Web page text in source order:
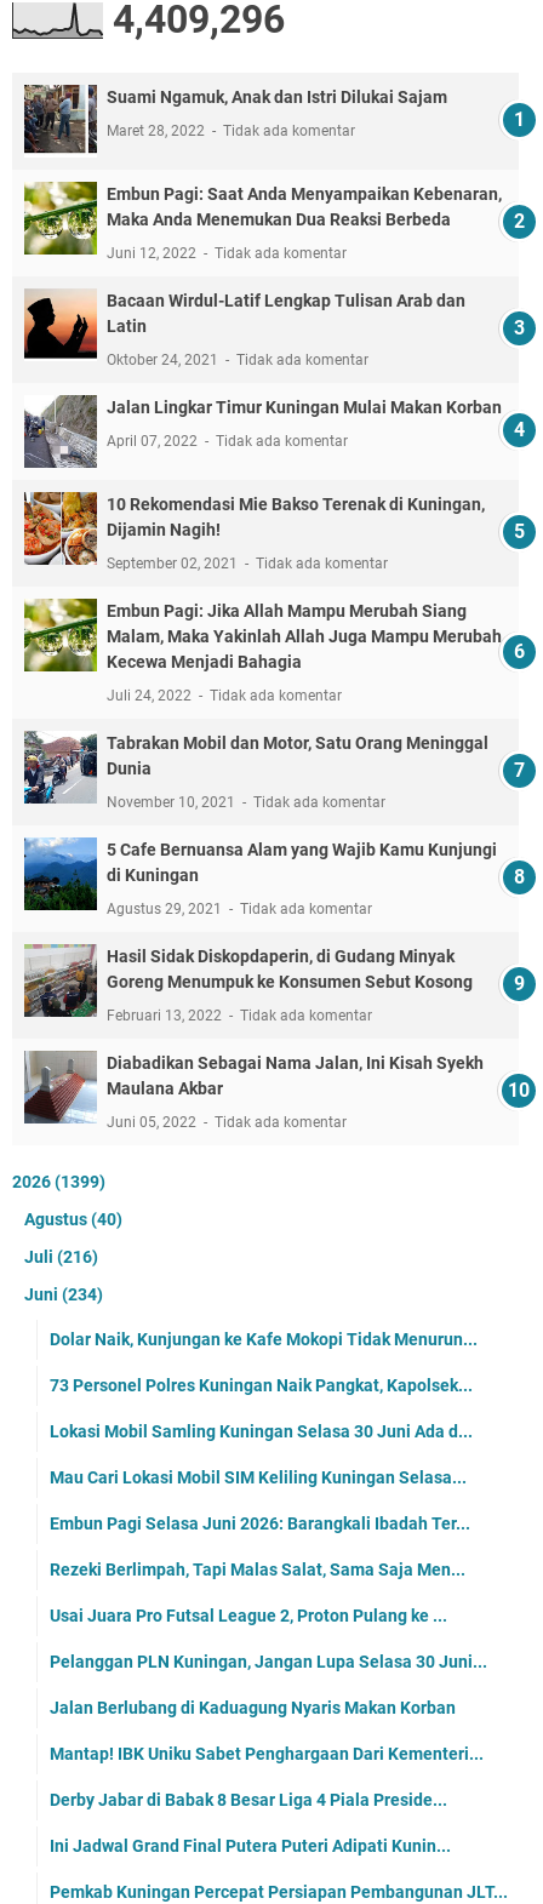
4,409,296
Suami Ngamuk, Anak dan Istri Dilukai Sajam
Maret 28, 2022 Tidak ada komentar
Embun Pagi: Saat Anda Menyampaikan Kebenaran,
Maka Anda Menemukan Dua Reaksi Berbeda
Juni 12, 2022 Tidak ada komentar
Bacaan Wirdul-Latif Lengkap Tulisan Arab dan
Latin
Oktober 24, 2021 Tidak ada komentar
Jalan Lingkar Timur Kuningan Mulai Makan Korban
April 07, 2022 Tidak ada komentar
10 Rekomendasi Mie Bakso Terenak di Kuningan,
Dijamin Nagih!
September 02, 2021 Tidak ada komentar
Embun Pagi: Jika Allah Mampu Merubah Siang
Malam, Maka Yakinlah Allah Juga Mampu Merubah
Kecewa Menjadi Bahagia
Juli 24, 2022 Tidak ada komentar
Tabrakan Mobil dan Motor, Satu Orang Meninggal
Dunia
November 10, 2021 Tidak ada komentar
5 Cafe Bernuansa Alam yang Wajib Kamu Kunjungi
di Kuningan
Agustus 29, 2021 Tidak ada komentar
Hasil Sidak Diskopdaperin, di Gudang Minyak
Goreng Menumpuk ke Konsumen Sebut Kosong
Februari 13, 2022 Tidak ada komentar
Diabadikan Sebagai Nama Jalan, Ini Kisah Syekh
Maulana Akbar
Juni 05, 2022 Tidak ada komentar
2026(1399)
Agustus(40)
Juli (216)
Juni (234)
Dolar Naik, Kunjungan ke Kafe Mokopi Tidak Menurun...
73 Personel Polres Kuningan Naik Pangkat, Kapolsek...
Lokasi Mobil Samling Kuningan Selasa 30 Juni Ada d...
Mau Cari Lokasi Mobil SIM Keliling Kuningan Selasa...
Embun Pagi Selasa Juni 2026: Barangkali Ibadah Ter...
Rezeki Berlimpah, Tapi Malas Salat, Sama Saja Men...
Usai Juara Pro Futsal League 2, Proton Pulang ke ...
Pelanggan PLN Kuningan, Jangan Lupa Selasa 30 Juni...
Jalan Berlubang di Kaduagung Nyaris Makan Korban
Mantap! IBK Uniku Sabet Penghargaan Dari Kementeri...
Derby Jabar di Babak 8 Besar Liga 4 Piala Preside...
Ini Jadwal Grand Final Putera Puteri Adipati Kunin...
Pemkab Kuningan Percepat Persiapan Pembangunan JLT...